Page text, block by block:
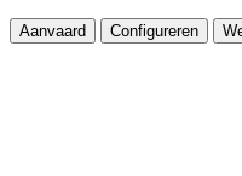
Aanvaard Configureren